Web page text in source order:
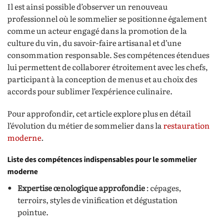
Il est ainsi possible d’observer un renouveau
professionnel où le sommelier se positionne également
comme un acteur engagé dans la promotion de la
culture du vin, du savoir-faire artisanal et d’une
consommation responsable. Ses compétences étendues
lui permettent de collaborer étroitement avec les chefs,
participant à la conception de menus et au choix des
accords pour sublimer l’expérience culinaire.
Pour approfondir, cet article explore plus en détail
l’évolution du métier de sommelier dans larestauration
moderne.
Liste des compétences indispensables pour le sommelier
moderne
Expertise œnologique approfondie: cépages,
terroirs, styles de vinification et dégustation
pointue.